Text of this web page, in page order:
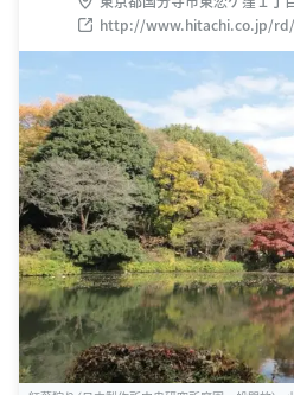
http://www.hitachi.co.jp/